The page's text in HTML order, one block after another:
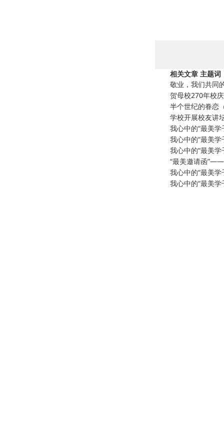
相关文章 主题词
敬业，我们共同
贺母校270年校
半个世纪的眷恋
学校开展校友讲
我心中的“最美
我心中的“最美
我心中的“最美
“最美邀请函
我心中的“最美
我心中的“最美